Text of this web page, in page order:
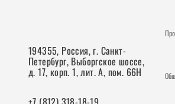
194355, Россия, г. Санкт-
Петербург, Выборгское шоссе,
д. 17, корп. 1, лит. А, пом. 66Н